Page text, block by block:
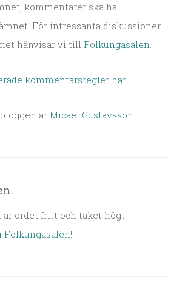
kommentarer ska ha
För intressanta diskussioner
hänvisar vi till Folkungasalen.
kommentarsregler här..
är Micael Gustavsson
är ordet fritt och taket högt.
!